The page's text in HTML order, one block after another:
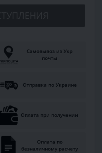
Самовывоз из Укр
почты
Отправка по Украине
Оплата при получении
Оплата по
безналичному расчету